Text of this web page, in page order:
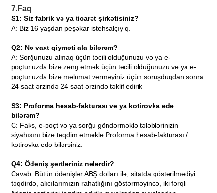
7.Faq
S1: Siz fabrik və ya ticarət şirkətisiniz?
A: Biz 16 yaşdan peşəkar istehsalçıyıq.
Q2: Nə vaxt qiyməti ala bilərəm?
A: Sorğunuzu almaq üçün təcili olduğunuzu və ya e-
poçtunuzda bizə zəng etmək üçün təcili olduğunuzu və ya e-
poçtunuzda bizə məlumat verməyiniz üçün soruşduqdan sonra
24 saat ərzində 24 saat ərzində təklif edirik
S3: Proforma hesab-fakturası və ya kotirovka edə
bilərəm?
C: Faks, e-poçt və ya sorğu göndərməklə tələblərinizin
siyahısını bizə təqdim etməklə Proforma hesab-fakturası /
kotirovka edə bilərsiniz.
Q4: Ödəniş şərtləriniz nələrdir?
Cavab: Bütün ödənişlər ABŞ dolları ilə, sitatda göstərilmədiyi
təqdirdə, alıcılarımızın rahatlığını göstərməyincə, iki fərqli